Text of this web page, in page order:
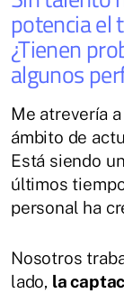
potencia el
¿Tienen
algunos
Me atrevería
ámbito de
Está siendo
últimos
personal ha
Nosotros
lado, la